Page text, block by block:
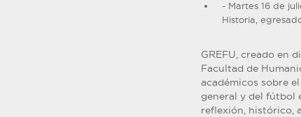
- Martes 16 de
Historia,
GREFU, creado en
Facultad de
académicos sobre
general y del fútbol
reflexión, histórico,